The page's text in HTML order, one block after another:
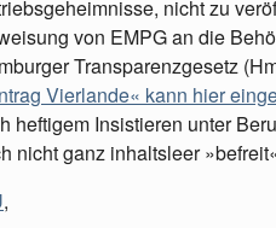
nicht zu
von EMPG an die
Transparenzgesetz
Vierlande« kann hier
heftigem Insistieren unter
nicht ganz inhaltsleer
,